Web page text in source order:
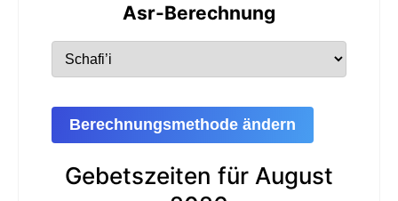
Asr-Berechnung
Berechnungsmethode ändern
Gebetszeiten für August